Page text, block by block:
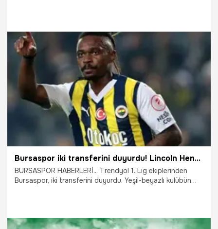
Bursa
Bursaspor iki transferini duyurdu! Lincoln Henrique ve Lewis Baker ile anlaşıldı
BURSASPOR HABERLERİ... Trendyol 1. Lig ekiplerinden
Bursaspor, iki transferini duyurdu. Yeşil-beyazlı kulübün